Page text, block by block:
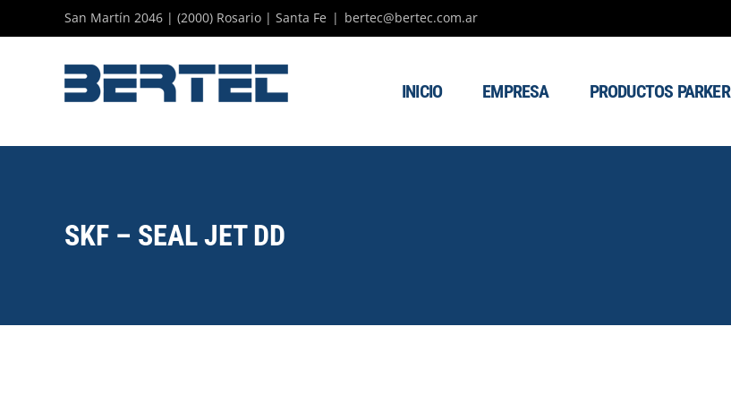
to
San Martín 2046 | (2000) Rosario | Santa Fe | bertec@bertec.com.ar
INICIO EMPRESA PRODUCTOS PARKER
SKF – SEAL JET DD